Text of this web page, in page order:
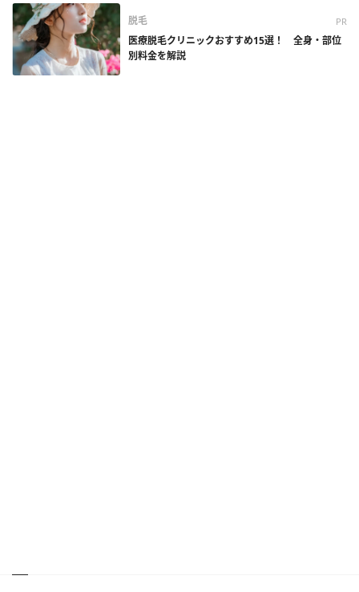
脱毛 PR
医療脱毛クリニックおすすめ15選！ 全身・部位
別料金を解説